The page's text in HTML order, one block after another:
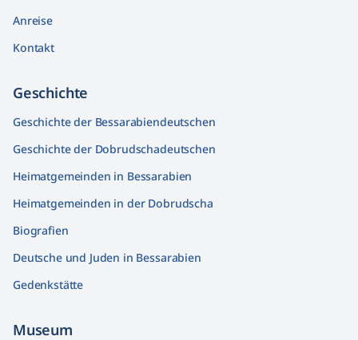
Anreise
Kontakt
Geschichte
Geschichte der Bessarabiendeutschen
Geschichte der Dobrudschadeutschen
Heimatgemeinden in Bessarabien
Heimatgemeinden in der Dobrudscha
Biografien
Deutsche und Juden in Bessarabien
Gedenkstätte
Museum